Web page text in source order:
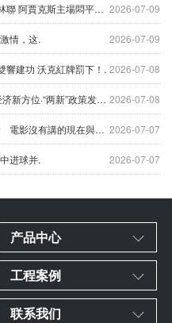
2026-07-09
斯主場悶平錯失先機！.
2026-07-09
情，这.
2026-07-08
響建功 沃克紅牌罰下！.
2026-07-08
·“两新”政策发力显效）.
2026-07-07
沒有講的現在與未來.
2026-07-07
进球并.
产品中心
工程案例
联系我们